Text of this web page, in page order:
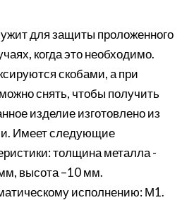
для защиты проложенного
когда это необходимо.
скобами, а при
снять, чтобы получить
изделие изготовлено из
Имеет следующие
толщина металла -
высота –10 мм.
исполнению: М1.